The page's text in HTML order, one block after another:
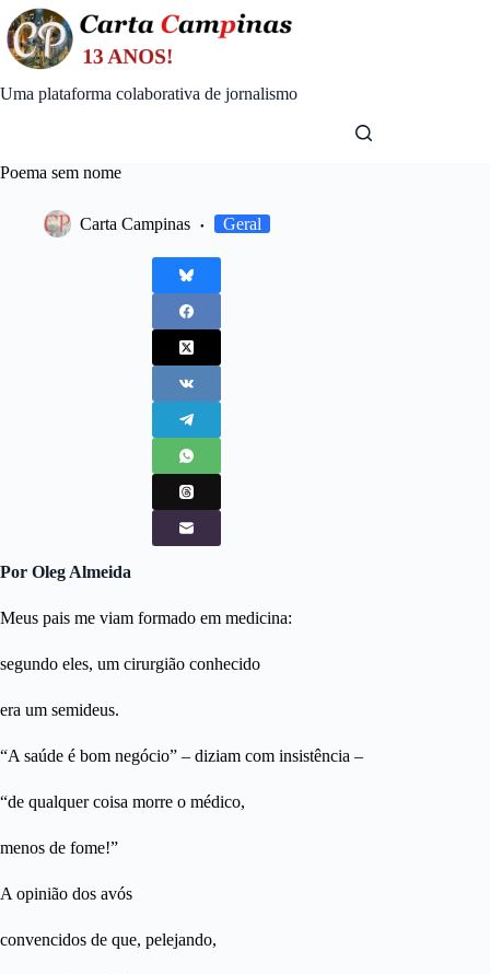
Skip
to
content
Uma plataforma colaborativa de jornalismo
Poema sem nome
Carta Campinas Geral
Por Oleg Almeida
Meus pais me viam formado em medicina:
segundo eles, um cirurgião conhecido
era um semideus.
“A saúde é bom negócio” – diziam com insistência –
“de qualquer coisa morre o médico,
menos de fome!”
A opinião dos avós
convencidos de que, pelejando,